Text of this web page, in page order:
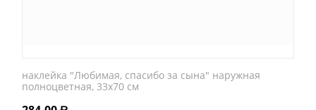
наклейка "Любимая, спасибо за сына" наружная
полноцветная, 33х70 см